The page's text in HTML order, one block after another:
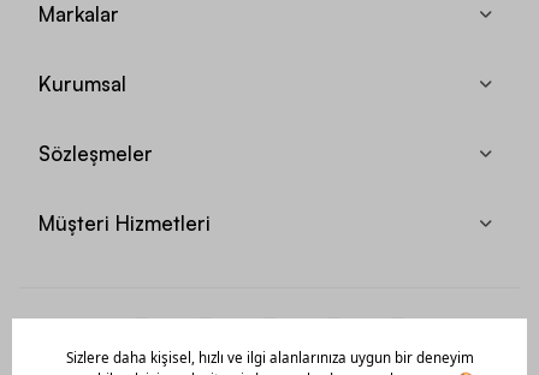
Markalar
Kurumsal
Sözleşmeler
Müşteri Hizmetleri